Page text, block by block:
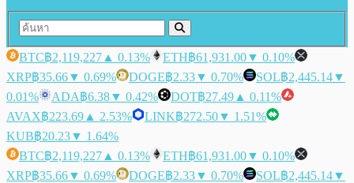
BTC฿2,119,227 ▲ 0.13% ETH฿61,931.00▼ 0.10%
XRP฿35.66▼ 0.69% DOGE฿2.33▼ 0.70% SOL฿2,445.14▼
0.01%
ADA฿6.38▼ 0.42% DOT฿27.49 ▲ 0.11%
AVAX฿223.69 ▲ 2.53% LINK฿272.50▼ 1.51%
KUB฿20.23▼ 1.64%
BTC฿2,119,227 ▲ 0.13% ETH฿61,931.00▼ 0.10%
XRP฿35.66▼ 0.69% DOGE฿2.33▼ 0.70% SOL฿2,445.14▼